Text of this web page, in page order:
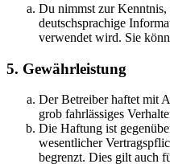
Du nimmst zur Kenntnis,
deutschsprachige
verwendet wird. Sie
5. Gewährleistung
Der Betreiber haftet mit
grob fahrlässiges
Die Haftung ist
wesentlicher
begrenzt. Dies gilt auch